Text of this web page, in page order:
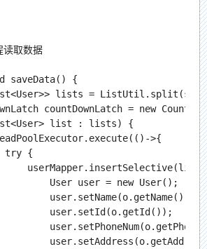
取数据
saveData() {
lists =
countDownLatch = new
list : lists) {
>{
try {
User user = new User();
user.setName(o.getName());
user.setId(o.getId());